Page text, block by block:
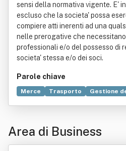
sensi della normativa vigente. E'
escluso che la societa' possa
compiere atti inerenti ad una
nelle prerogative che
professionali e/o del possesso di
societa' stessa e/o dei soci.
Parole chiave
Merce Trasporto Gestione
Prodotto (economia)
Serbatoio
Area di Business